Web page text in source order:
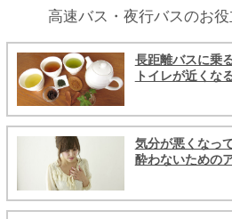
高速バス・夜行バスのお役
長距離バスに乗
トイレが近くな
気分が悪くなっ
酔わないための